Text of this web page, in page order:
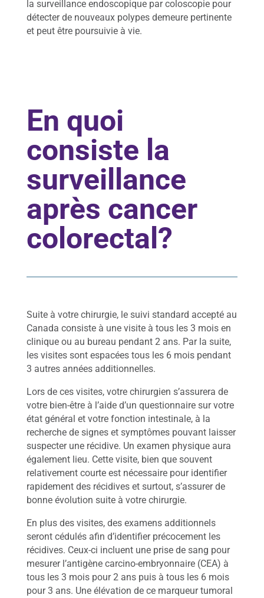
la surveillance endoscopique par coloscopie pour
détecter de nouveaux polypes demeure pertinente
et peut être poursuivie à vie.
En quoi
consiste la
surveillance
après cancer
colorectal?
Suite à votre chirurgie, le suivi standard accepté au
Canada consiste à une visite à tous les 3 mois en
clinique ou au bureau pendant 2 ans. Par la suite,
les visites sont espacées tous les 6 mois pendant
3 autres années additionnelles.
Lors de ces visites, votre chirurgien s’assurera de
votre bien-être à l’aide d’un questionnaire sur votre
état général et votre fonction intestinale, à la
recherche de signes et symptômes pouvant laisser
suspecter une récidive. Un examen physique aura
également lieu. Cette visite, bien que souvent
relativement courte est nécessaire pour identifier
rapidement des récidives et surtout, s’assurer de
bonne évolution suite à votre chirurgie.
En plus des visites, des examens additionnels
seront cédulés afin d’identifier précocement les
récidives. Ceux-ci incluent une prise de sang pour
mesurer l’antigène carcino-embryonnaire (CEA) à
tous les 3 mois pour 2 ans puis à tous les 6 mois
pour 3 ans. Une élévation de ce marqueur tumoral